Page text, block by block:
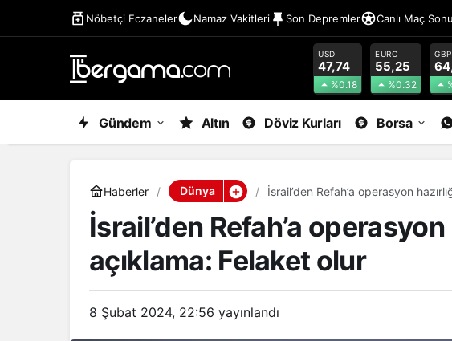
Nöbetçi Eczaneler Namaz Vakitleri Son Depremler Canlı Maç
USD
47,74
%0.18
EURO
55,25
%0.32
GBP
Gündem Altın Döviz Kurları Borsa
Haberler Dünya İsrail’den Refah’a operasyon
İsrail’den Refah’a operasyon
açıklama: Felaket olur
8 Şubat 2024, 22:56 yayınlandı